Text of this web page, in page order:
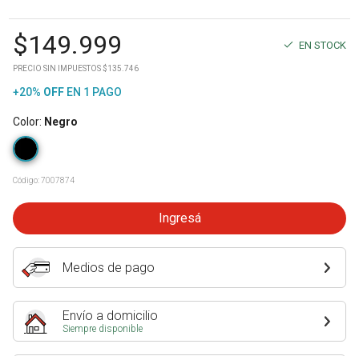
$149.999 EN STOCK
PRECIO SIN IMPUESTOS $135.746
+20% OFF EN 1 PAGO
Color: Negro
Código:7007874
Ingresá
Medios de pago
Envío a domicilio
Siempre disponible